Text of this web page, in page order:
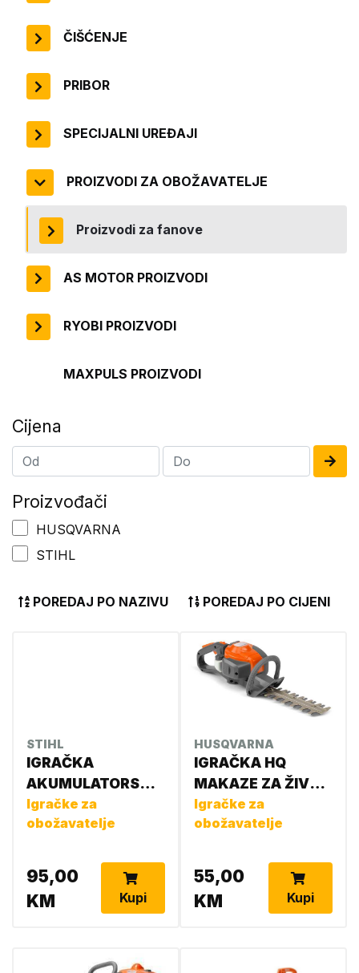
ČIŠĆENJE
PRIBOR
SPECIJALNI UREĐAJI
PROIZVODI ZA OBOŽAVATELJE
Proizvodi za fanove
AS MOTOR PROIZVODI
RYOBI PROIZVODI
MAXPULS PROIZVODI
Cijena
Proizvođači
HUSQVARNA
STIHL
POREDAJ PO NAZIVU POREDAJ PO CIJENI
STIHL
IGRAČKA
AKUMULATORSKA
MOTORNA KOSA -
TRIMER 0420 460
Igračke za
obožavatelje
95,00
KM
Kupi
HUSQVARNA
IGRAČKA HQ
MAKAZE ZA ŽIVU
OGRADU
586497901
Igračke za
obožavatelje
55,00
KM
Kupi